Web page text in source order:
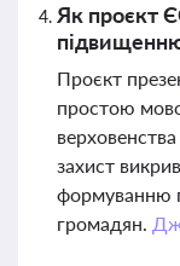
Як проєкт
Проєкт
простою
захист
формуванню
громадян.